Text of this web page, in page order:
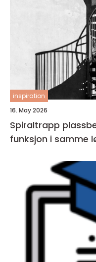
inspiration
16. May 2026
Spiraltrapp plassbesparende design og
funksjon i samme